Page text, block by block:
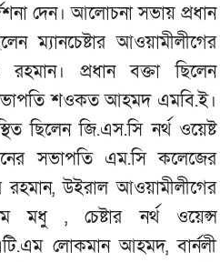
দেন। আলোচনা সভায় প্রধান
ম্যানচেষ্টার আওয়ামীলীগের
প্রধান বক্তা ছিলেন
শওকত আহমদ এমবি.ই।
ছিলেন জি.এস.সি নর্থ ওয়েষ্ট
সভাপতি এম.সি কলেজের
উইরাল আওয়ামীলীগের
মধু , চেষ্টার নর্থ ওয়েল্স
লোকমান আহমদ, বার্নলী